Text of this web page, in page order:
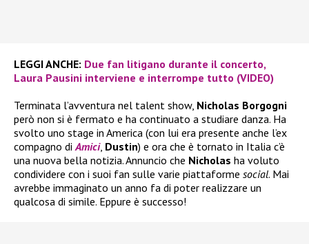
LEGGI ANCHE: Due fan litigano durante il concerto,
Laura Pausini interviene e interrompe tutto (VIDEO)
Terminata l’avventura nel talent show, Nicholas Borgogni
però non si è fermato e ha continuato a studiare danza. Ha
svolto uno stage in America (con lui era presente anche l’ex
compagno diAmici, Dustin) e ora che è tornato in Italia c’è
una nuova bella notizia. Annuncio che Nicholas ha voluto
condividere con i suoi fan sulle varie piattaforme social. Mai
avrebbe immaginato un anno fa di poter realizzare un
qualcosa di simile. Eppure è successo!